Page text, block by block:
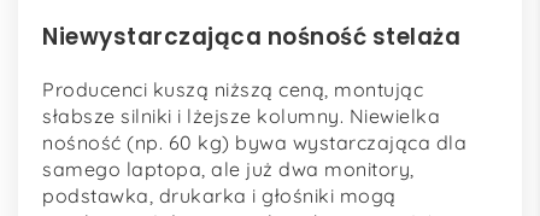
Niewystarczająca nośność stelaża
Producenci kuszą niższą ceną, montując
słabsze silniki i lżejsze kolumny. Niewielka
nośność (np. 60 kg) bywa wystarczająca dla
samego laptopa, ale już dwa monitory,
podstawka, drukarka i głośniki mogą